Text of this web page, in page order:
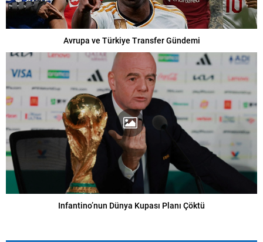
Avrupa ve Türkiye Transfer Gündemi
Infantino’nun Dünya Kupası Planı Çöktü